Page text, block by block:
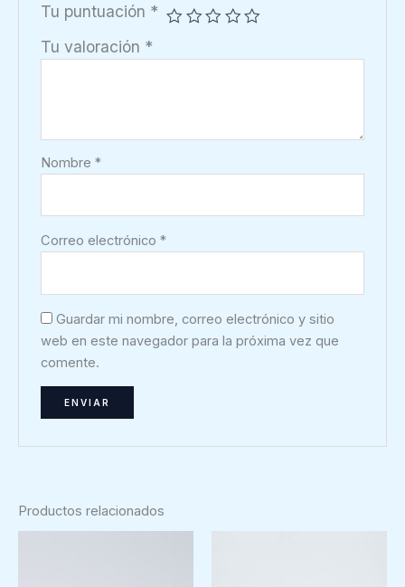
Tu puntuación *
Tu valoración *
Nombre*
Correo electrónico*
Guardar mi nombre, correo electrónico y sitio
web en este navegador para la próxima vez que
comente.
Productos relacionados